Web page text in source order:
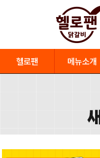
헬로팬 메뉴소개